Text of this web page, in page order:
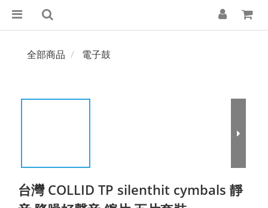
全部商品 電子鼓
台灣 COLLID TP silenthit cymbals 靜